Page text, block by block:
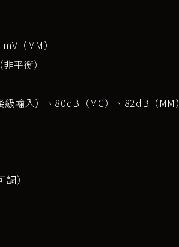
（MM）
平衡）
輸入）、80dB（MC）、82dB（MM）
）